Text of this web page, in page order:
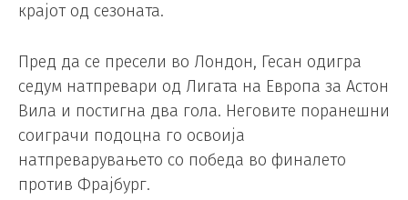
крајот од сезоната.
Пред да се пресели во Лондон, Гесан одигра
седум натпревари од Лигата на Европа за Астон
Вила и постигна два гола. Неговите поранешни
соиграчи подоцна го освоија
натпреварувањето со победа во финалето
против Фрајбург.